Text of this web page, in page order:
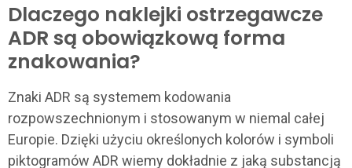
Dlaczego naklejki ostrzegawcze
ADR są obowiązkową forma
znakowania?
Znaki ADR są systemem kodowania
rozpowszechnionym i stosowanym w niemal całej
Europie. Dzięki użyciu określonych kolorów i symboli
piktogramów ADR wiemy dokładnie z jaką substancją